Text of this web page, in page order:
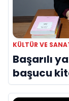
KÜLTÜR VE
Başarılı
başucu
yerini aldı